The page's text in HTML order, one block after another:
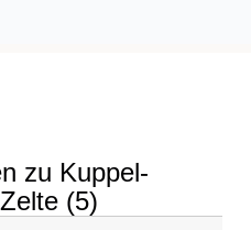
zu Kuppel-
(5)